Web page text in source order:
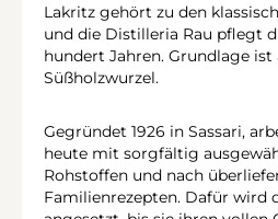
Lakritz gehört zu den
und die Distilleria Rau pflegt
hundert Jahren. Grundlage ist
Süßholzwurzel.
Gegründet 1926 in Sassari,
heute mit sorgfältig
Rohstoffen und nach
Familienrezepten. Dafür wird